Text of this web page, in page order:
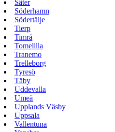
Säter
Söderhamn
Södertälje
Tierp
Timrå
Tomelilla
Tranemo
Trelleborg
Tyresö
Täby
Uddevalla
Umeå
Upplands Väsby
Uppsala
Vallentuna